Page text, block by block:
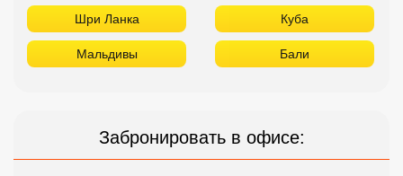
Шри Ланка Куба
Мальдивы Бали
Забронировать в офисе: